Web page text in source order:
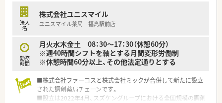
法人
名
株式会社ユニスマイル
ユニスマイル薬局 福島駅前店
勤務
時間
月火水木金土 08：30～17：30（休憩60分）
※週40時間シフトを軸とする月間変形労働制
※休憩時間60分以上、その他法定通りとする
■株式会社ファーコスと株式会社ミックが合併して新たに設立
された調剤薬局チェーンです。
■設立は2022年4月、スズケングループにおける全国規模の調剤